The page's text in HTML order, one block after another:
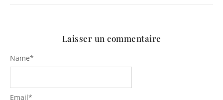
Laisser un commentaire
Name*
Email*